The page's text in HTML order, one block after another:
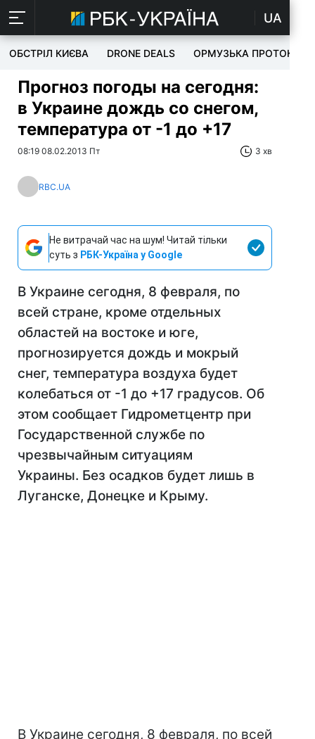
UA
ОБСТРІЛ КИЄВА DRONE DEALS ОРМУЗЬКА ПРОТОКА
Прогноз погоды на сегодня:
в Украине дождь со снегом,
температура от -1 до +17
08:19 08.02.2013 Пт 3 хв
RBC.UA
Не витрачай час на шум! Читай тільки
суть з РБК-Україна у Google
В Украине сегодня, 8 февраля, по
всей стране, кроме отдельных
областей на востоке и юге,
прогнозируется дождь и мокрый
снег, температура воздуха будет
колебаться от -1 до +17 градусов. Об
этом сообщает Гидрометцентр при
Государственной службе по
чрезвычайным ситуациям
Украины. Без осадков будет лишь в
Луганске, Донецке и Крыму.
В Украине сегодня, 8 февраля, по всей